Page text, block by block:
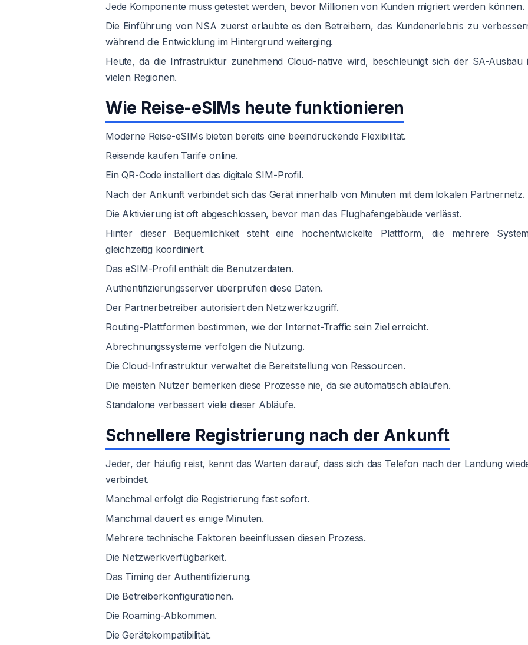
Jede Komponente muss getestet werden, bevor Millionen von Kunden migriert werden können.
Die Einführung von NSA zuerst erlaubte es den Betreibern, das Kundenerlebnis zu
während die Entwicklung im Hintergrund weiterging.
Heute, da die Infrastruktur zunehmend Cloud-native wird, beschleunigt sich der SA-Ausbau
vielen Regionen.
Wie Reise-eSIMs heute funktionieren
Moderne Reise-eSIMs bieten bereits eine beeindruckende Flexibilität.
Reisende kaufen Tarife online.
Ein QR-Code installiert das digitale SIM-Profil.
Nach der Ankunft verbindet sich das Gerät innerhalb von Minuten mit dem lokalen Partnernetz.
Die Aktivierung ist oft abgeschlossen, bevor man das Flughafengebäude verlässt.
Hinter dieser Bequemlichkeit steht eine hochentwickelte Plattform, die mehrere
gleichzeitig koordiniert.
Das eSIM-Profil enthält die Benutzerdaten.
Authentifizierungsserver überprüfen diese Daten.
Der Partnerbetreiber autorisiert den Netzwerkzugriff.
Routing-Plattformen bestimmen, wie der Internet-Traffic sein Ziel erreicht.
Abrechnungssysteme verfolgen die Nutzung.
Die Cloud-Infrastruktur verwaltet die Bereitstellung von Ressourcen.
Die meisten Nutzer bemerken diese Prozesse nie, da sie automatisch ablaufen.
Standalone verbessert viele dieser Abläufe.
Schnellere Registrierung nach der Ankunft
Jeder, der häufig reist, kennt das Warten darauf, dass sich das Telefon nach der Landung
verbindet.
Manchmal erfolgt die Registrierung fast sofort.
Manchmal dauert es einige Minuten.
Mehrere technische Faktoren beeinflussen diesen Prozess.
Die Netzwerkverfügbarkeit.
Das Timing der Authentifizierung.
Die Betreiberkonfigurationen.
Die Roaming-Abkommen.
Die Gerätekompatibilität.